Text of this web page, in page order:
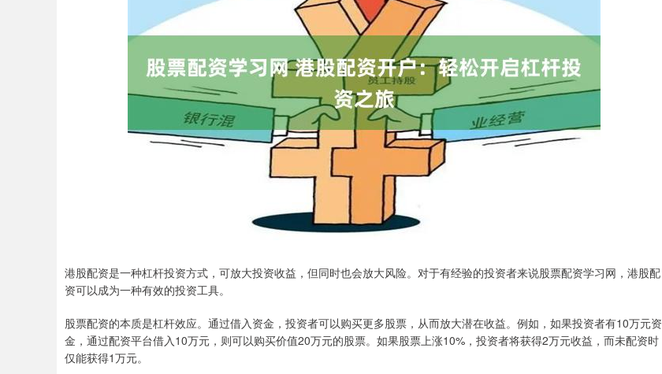
港股配资是一种杠杆投资方式，可放大投资收益，但同时也会放大风险。对于有经验的投资者来说股票配资学习网，港股配
资可以成为一种有效的投资工具。
股票配资的本质是杠杆效应。通过借入资金，投资者可以购买更多股票，从而放大潜在收益。例如，如果投资者有10万元资
金，通过配资平台借入10万元，则可以购买价值20万元的股票。如果股票上涨10%，投资者将获得2万元收益，而未配资时
仅能获得1万元。